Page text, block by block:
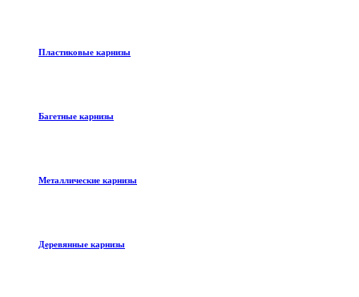
Пластиковые карнизы
Багетные карнизы
Металлические карнизы
Деревянные карнизы